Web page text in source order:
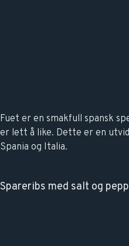
Fuet er en smakfull spansk
er lett å like. Dette er en
Spania og Italia.
Spareribs med salt og